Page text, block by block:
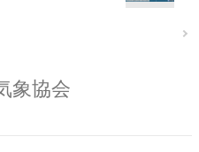
象協会